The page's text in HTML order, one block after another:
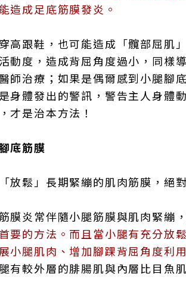
造成足底筋膜發炎。
高跟鞋，也可能造成「髖部屈肌
動度，造成背屈角度過小，同樣
師治療；如果是偶爾感到小腿腳
身體發出的警訊，警告主人身體
才是治本方法！
底筋膜
放鬆」長期緊繃的肌肉筋膜，絕
膜炎常伴隨小腿筋膜與肌肉緊繃
要的方法。而且當小腿有充分放
小腿肌肉、增加腳踝背屈角度利
有較外層的腓腸肌與內層比目魚